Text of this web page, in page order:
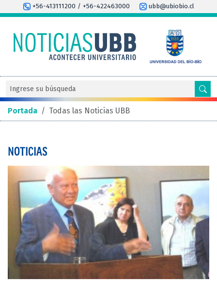
+56-413111200 / +56-422463000 ubb@ubiobio.cl
Portada / Todas las Noticias UBB
NOTICIAS